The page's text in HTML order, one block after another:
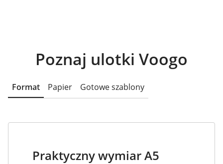
Poznaj ulotki Voogo
Format Papier Gotowe szablony
Praktyczny wymiar A5